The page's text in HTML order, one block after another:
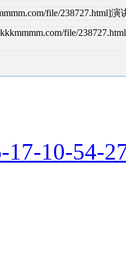
file/238727.html]演
file/
10-54-